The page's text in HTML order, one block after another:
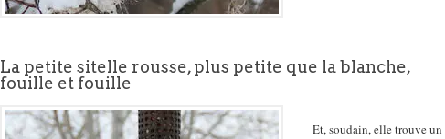
La petite sitelle rousse, plus petite que la blanche,
fouille et fouille
Et, soudain, elle trouve un